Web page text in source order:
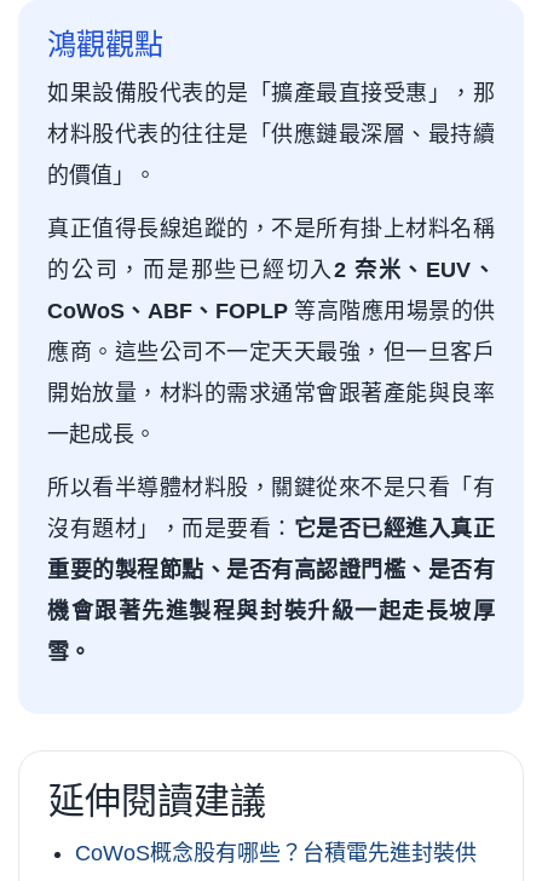
鴻觀觀點
如果設備股代表的是「擴產最直接受惠」，那
材料股代表的往往是「供應鏈最深層、最持續
的價值」。
真正值得長線追蹤的，不是所有掛上材料名稱
的公司，而是那些已經切入2 奈米、EUV、
CoWoS、ABF、FOPLP等高階應用場景的供
應商。這些公司不一定天天最強，但一旦客戶
開始放量，材料的需求通常會跟著產能與良率
一起成長。
所以看半導體材料股，關鍵從來不是只看「有
沒有題材」，而是要看： 它是否已經進入真正
重要的製程節點、是否有高認證門檻、是否有
機會跟著先進製程與封裝升級一起走長坡厚
雪。
延伸閱讀建議
CoWoS概念股有哪些？台積電先進封裝供